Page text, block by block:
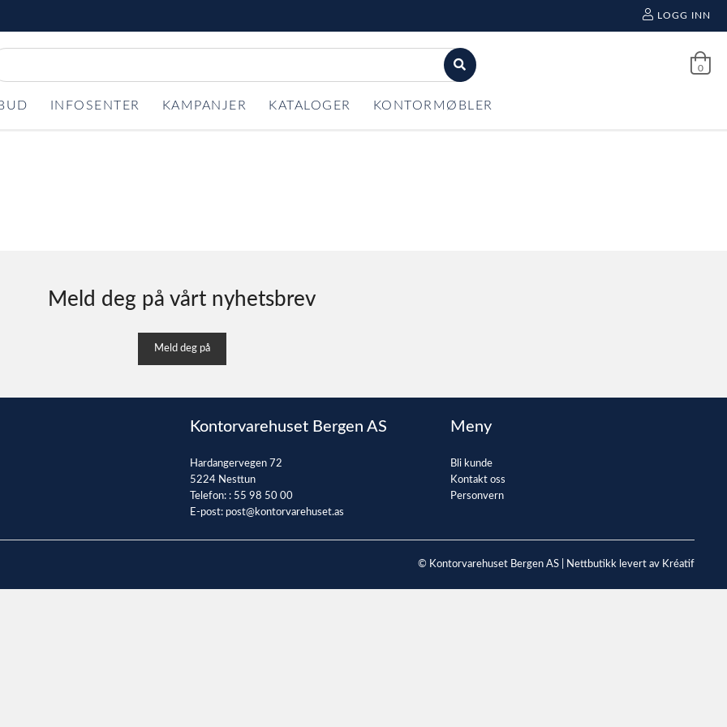
LOGG INN
0
INFOSENTER KAMPANJER KATALOGER KONTORMØBLER
Meld deg på vårt nyhetsbrev
Meld deg på
Kontorvarehuset Bergen AS
Hardangervegen 72
5224 Nesttun
Telefon: : 55 98 50 00
E-post: post@kontorvarehuset.as
Meny
Bli kunde
Kontakt oss
Personvern
© Kontorvarehuset Bergen AS | Nettbutikk levert av Kréatif